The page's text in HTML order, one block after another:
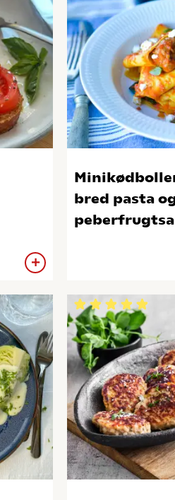
bred pasta